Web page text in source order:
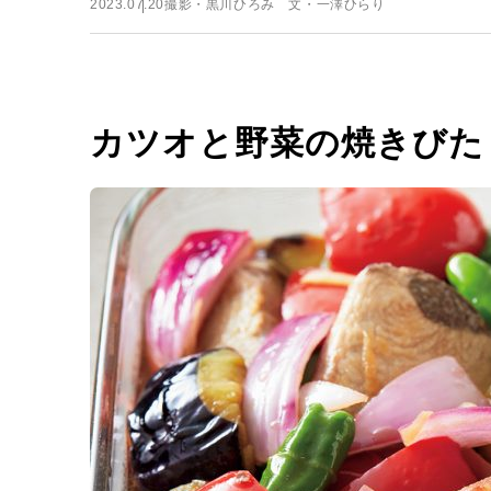
2023.07.20撮影・黒川ひろみ 文・一澤ひらり
カツオと野菜の焼きび